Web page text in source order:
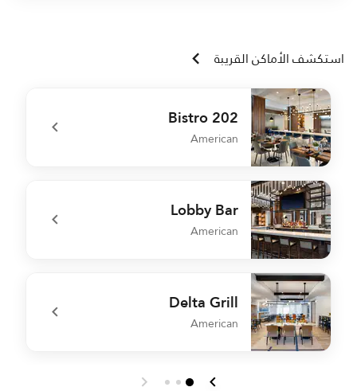
استكشف الأماكن القريبة
Bistro 202
American
undefined Bistro 202
Lobby Bar
American
undefined Lobby Bar
Delta Grill
American
undefined Delta Grill